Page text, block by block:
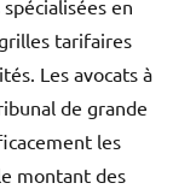
en
tarifaires
Les avocats à
de grande
les
montant des